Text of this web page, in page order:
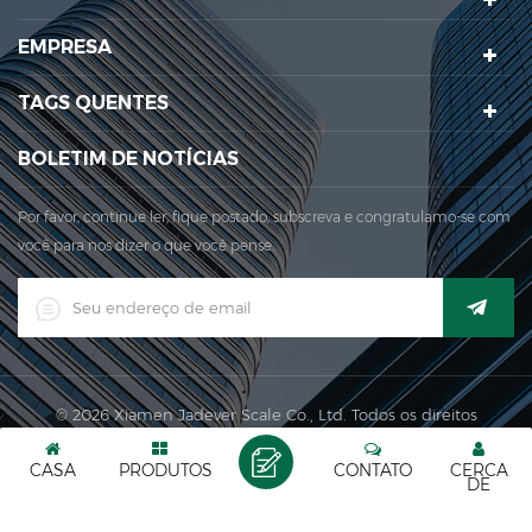
Em 1999, Xiamen Jadever Escala Co., Ltd.foi estabelecida; A
principal área de produção para a nossa empresa está
localizada naqui. Aqui. Em 2006, Jadever adquiriu a ISO ...
EMPRESA
TAGS QUENTES
BOLETIM DE NOTÍCIAS
Por favor, continue ler, fique postado, subscreva e congratulamo-se com
você para nos dizer o que você pense.
© 2026 Xiamen Jadever Scale Co., Ltd. Todos os direitos
reservados. | XML
Rede IPv6 suportada
CASA PRODUTOS CERCA
DE
CONTATO